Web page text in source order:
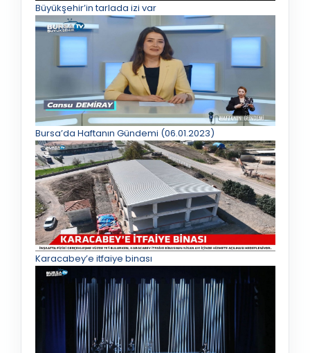
Büyükşehir’in tarlada izi var
Bursa’da Haftanın Gündemi (06.01.2023)
Karacabey’e itfaiye binası